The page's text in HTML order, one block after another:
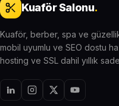
Kuaför Salonu.
Kuaför, berber, spa ve
mobil uyumlu ve SEO dostu
hosting ve SSL dahil yıllık